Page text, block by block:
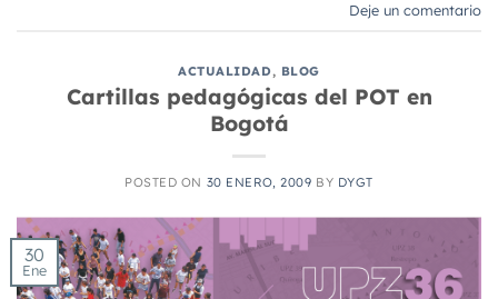
Deje un comentario
ACTUALIDAD , BLOG
Cartillas pedagógicas del POT en
Bogotá
POSTED ON 30 ENERO, 2009 BY DYGT
30
Ene